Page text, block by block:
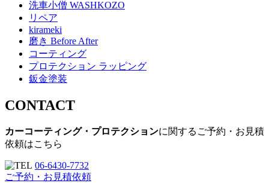
洗車小僧 WASHKOZO
リペア
kirameki
磨き Before After
コーティング
プロテクション ラッピング
鈑金塗装
CONTACT
カーコーティング・プロテクションに関するご予約・お見積
依頼はこちら
06-6430-7732
ご予約・お見積依頼